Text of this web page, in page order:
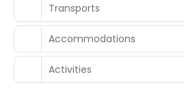
Transports
Accommodations
Activities